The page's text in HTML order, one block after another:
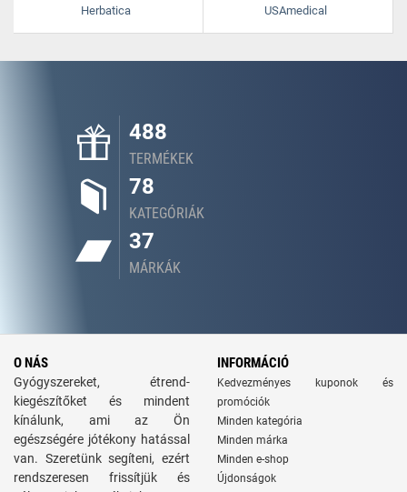
Herbatica USAmedical
488
TERMÉKEK
78
KATEGÓRIÁK
37
MÁRKÁK
O NÁS
Gyógyszereket, étrend-
kiegészítőket és mindent
kínálunk, ami az Ön
egészségére jótékony hatással
van. Szeretünk segíteni, ezért
rendszeresen frissítjük és
INFORMÁCIÓ
Kedvezményes kuponok és
promóciók
Minden kategória
Minden márka
Minden e-shop
Újdonságok